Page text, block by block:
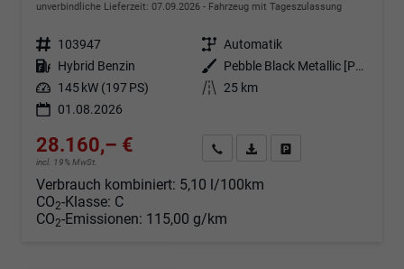
unverbindliche Lieferzeit: 07.09.2026 Fahrzeug mit Tageszulassung
Fahrzeugnr. 103947 Getriebe Automatik
Kraftstoff Hybrid Benzin Außenfarbe
Pebble Black Metallic [PBC]
Leistung 145 kW (197 PS) Kilometerstand 25 km
01.08.2026
28.160,– €
incl. 19% MwSt.
Angebot anfordern
Fahrzeugexpose (PDF)
Verbrauch kombiniert: 5,10 l/100km
CO2-Klasse: C
CO2-Emissionen: 115,00 g/km